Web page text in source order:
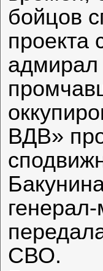
бойцов
проекта
ВДВ»
СВО.